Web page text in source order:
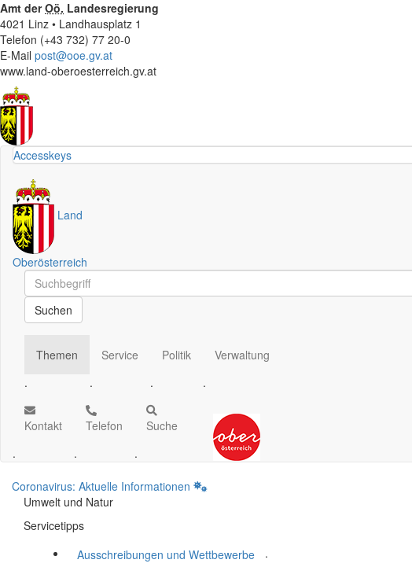
Amt derOö. Landesregierung
4021 Linz • Landhausplatz 1
Telefon (+43 732) 77 20-0
E-Mail post@ooe.gv.at
www.land-oberoesterreich.gv.at
Accesskeys
Land
Oberösterreich
Schnellsuche
Schnellsuche
Suchen
Themen
.
Service
.
Politik
.
Verwaltung
.
Kontakt
.
Telefon
.
Suche
.
Coronavirus: Aktuelle Informationen
Umwelt und Natur
Servicetipps
Ausschreibungen und Wettbewerbe
.